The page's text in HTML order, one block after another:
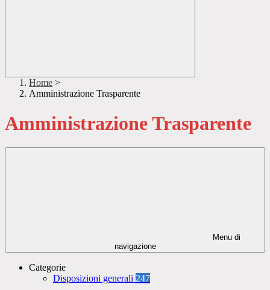
Home >
Amministrazione Trasparente
Amministrazione Trasparente
Menu di
navigazione
Categorie
Disposizioni generali 247